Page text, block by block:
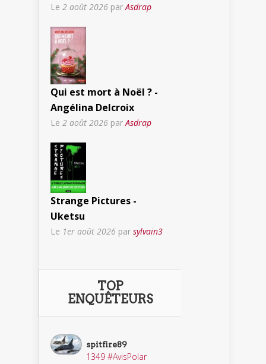
Le 2 août 2026 parAsdrap
Qui est mort à Noël ? -
Angélina Delcroix
Le 2 août 2026 par Asdrap
Strange Pictures -
Uketsu
Le 1er août 2026 par sylvain3
TOP
ENQUÊTEURS
spitfire89
1349 #AvisPolar